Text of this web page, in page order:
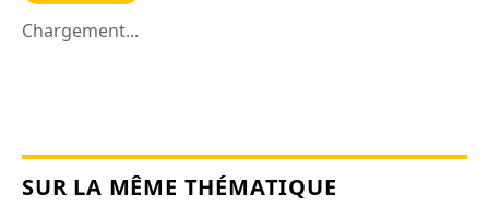
Chargement...
SUR LA MÊME THÉMATIQUE